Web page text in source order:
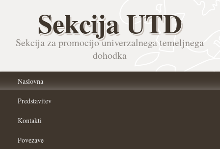
Sekcija UTD
Sekcija za promocijo univerzalnega temeljnega
dohodka
Naslovna
Predstavitev
Kontakti
Povezave